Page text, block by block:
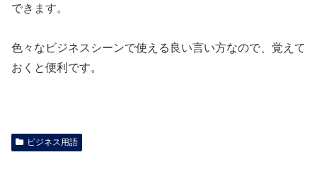
できます。
色々なビジネスシーンで使える良い言い方なので、覚えて
おくと便利です。
ビジネス用語